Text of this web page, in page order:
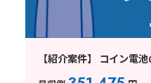
【紹介案件】 コイン電